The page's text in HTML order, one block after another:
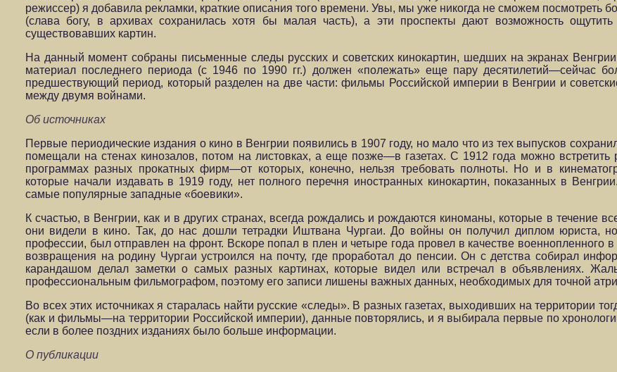
режиссер) я добавила рекламки, краткие описания того времени. Увы, мы уже никогда не сможем посмотреть
(слава богу, в архивах сохранилась хотя бы малая часть), а эти проспекты дают возможность
существовавших картин.
На данный момент собраны письменные следы русских и советских кинокартин, шедших на экранах
материал последнего периода (с 1946 по 1990 гг.) должен «полежать» еще пару десятилетий—сейчас
предшествующий период, который разделен на две части: фильмы Российской империи в Венгрии и
между двумя войнами.
Об источниках
Первые периодические издания о кино в Венгрии появились в 1907 году, но мало что из тех выпусков
помещали на стенах кинозалов, потом на листовках, а еще позже—в газетах. С 1912 года можно
программах разных прокатных фирм—от которых, конечно, нельзя требовать полноты. Но и в
которые начали издавать в 1919 году, нет полного перечня иностранных кинокартин, показанных в
самые популярные западные «боевики».
К счастью, в Венгрии, как и в других странах, всегда рождались и рождаются киноманы, которые в течение
они видели в кино. Так, до нас дошли тетрадки Иштвана Чургаи. До войны он получил диплом юриста,
профессии, был отправлен на фронт. Вскоре попал в плен и четыре года провел в качестве военнопленного
возвращения на родину Чургаи устроился на почту, где проработал до пенсии. Он с детства собирал
карандашом делал заметки о самых разных картинах, которые видел или встречал в объявлениях.
профессиональным фильмографом, поэтому его записи лишены важных данных, необходимых для точной
Во всех этих источниках я старалась найти русские «следы». В разных газетах, выходивших на территории
(как и фильмы—на территории Российской империи), данные повторялись, и я выбирала первые по
если в более поздних изданиях было больше информации.
О публикации